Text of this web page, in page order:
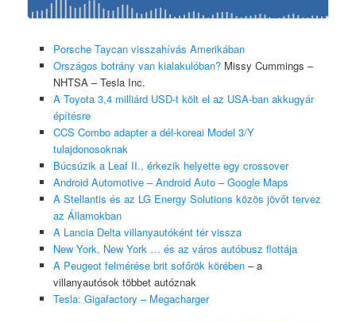
Porsche Taycan visszahívás Amerikában
Országos botrány van kialakulóban?Missy Cummings –
NHTSA – Tesla Inc.
A Toyota 3,4 milliárd USD-t költ el az USA-ban akkugyár
építésre
CCS Combo adapter a dél-koreai Model 3/Y
tulajdonosoknak
Búcsúzik a Leaf II., érkezik helyette egy crossover
Android Automotive – Android Auto – Google Maps
A Stellantis és az LG Energy Solutions közös jövőt tervez
az Államokban
A Lancia Delta villanyautóként tér vissza
New York, New York … és az város autóbusz flottája
A Peugeot felmérése brit sofőrök körében– a
villanyautósok többet autóznak
Tesla: Gigafactory – Megacharger